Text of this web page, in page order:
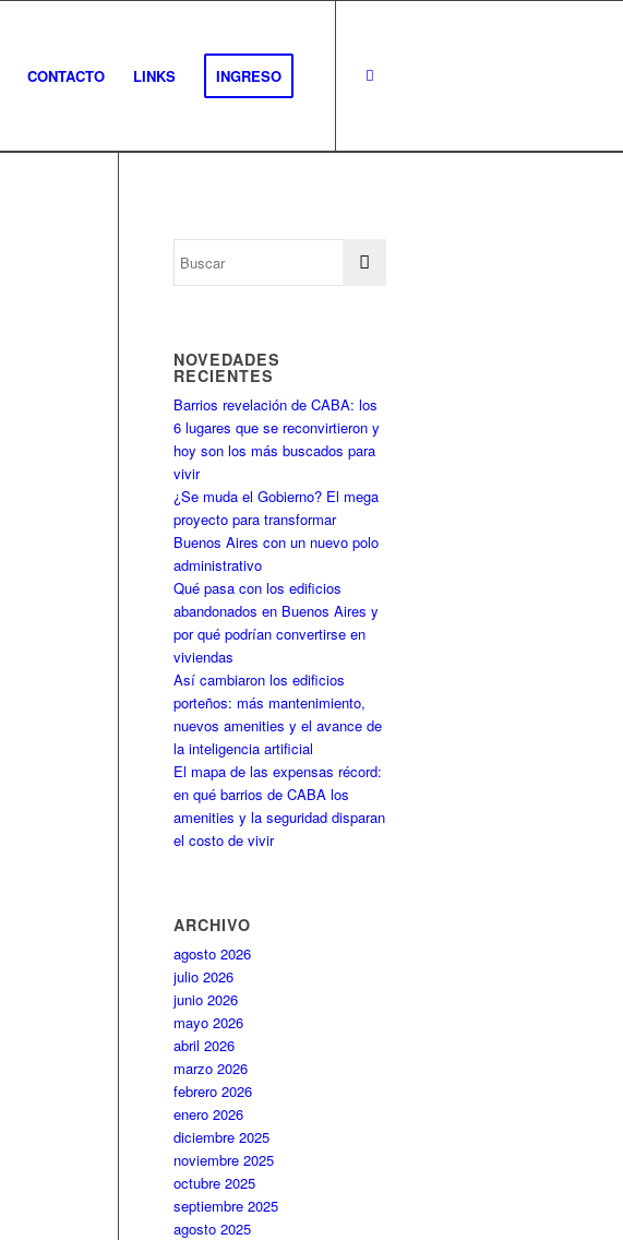
CONTACTO LINKS INGRESO
NOVEDADES
RECIENTES
Barrios revelación de CABA: los
6 lugares que se reconvirtieron y
hoy son los más buscados para
vivir
¿Se muda el Gobierno? El mega
proyecto para transformar
Buenos Aires con un nuevo polo
administrativo
Qué pasa con los edificios
abandonados en Buenos Aires y
por qué podrían convertirse en
viviendas
Así cambiaron los edificios
porteños: más mantenimiento,
nuevos amenities y el avance de
la inteligencia artificial
El mapa de las expensas récord:
en qué barrios de CABA los
amenities y la seguridad disparan
el costo de vivir
ARCHIVO
agosto 2026
julio 2026
junio 2026
mayo 2026
abril 2026
marzo 2026
febrero 2026
enero 2026
diciembre 2025
noviembre 2025
octubre 2025
septiembre 2025
agosto 2025